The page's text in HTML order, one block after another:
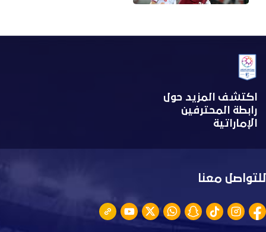
اكتشف المزيد حول
رابطة المحترفين
الإماراتية
للتواصل معنا